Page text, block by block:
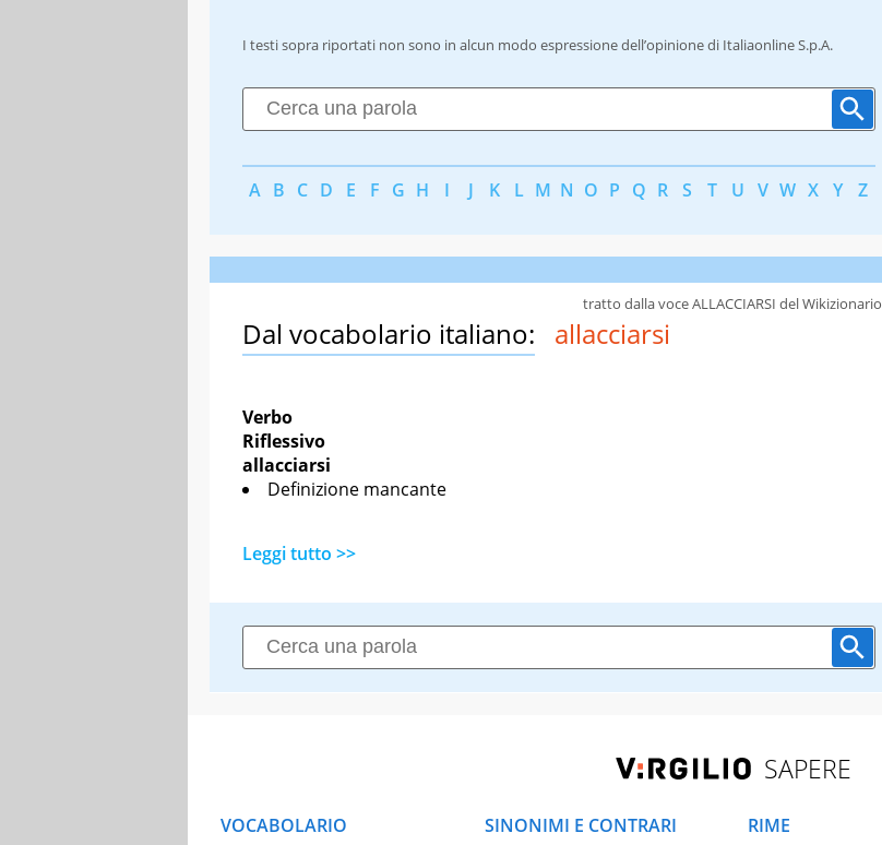
I testi sopra riportati non sono in alcun modo espressione dell’opinione di Italiaonline S.p.A.
A B C D E F G H I J K L M N O P Q R S T U V W X Y Z
Dal vocabolario italiano: allacciarsi
Verbo
Riflessivo
allacciarsi
Definizione mancante
Leggi tutto >>
tratto dalla voce ALLACCIARSI del Wikizionario
SAPERE
VOCABOLARIO
SINONIMI E CONTRARI
RIME